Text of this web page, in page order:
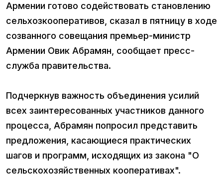
Армении готово содействовать становлению
сельхозкооперативов, сказал в пятницу в ходе
созванного совещания премьер-министр
Армении Овик Абрамян, сообщает пресс-
служба правительства.
Подчеркнув важность объединения усилий
всех заинтересованных участников данного
процесса, Абрамян попросил представить
предложения, касающиеся практических
шагов и программ, исходящих из закона "О
сельскохозяйственных кооперативах".